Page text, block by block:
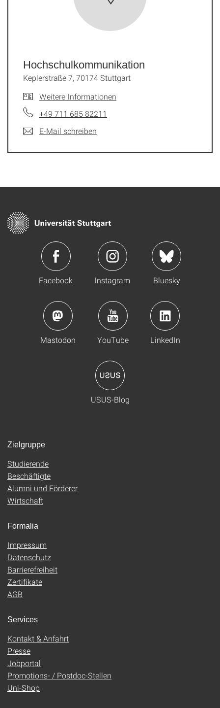
Hochschulkommunikation
Keplerstraße 7, 70174 Stuttgart
Weitere Informationen
+49 711 685 82211
E-Mail schreiben
Facebook Instagram Bluesky
Mastodon YouTube LinkedIn
USUS-Blog
Zielgruppe
Studierende
Beschäftigte
Alumni und Förderer
Wirtschaft
Formalia
Impressum
Datenschutz
Barrierefreiheit
Zertifikate
AGB
Services
Kontakt & Anfahrt
Presse
Jobportal
Promotions- / Postdoc-Stellen
Uni-Shop